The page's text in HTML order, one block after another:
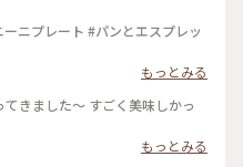
#パンとエスプレッ
もっとみる
きました〜 すごく美味しかっ
もっとみる